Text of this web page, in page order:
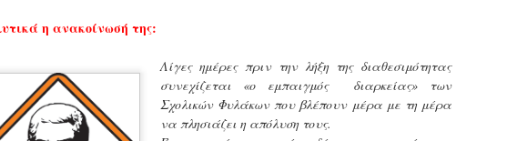
η ανακοίνωσή της:
Λίγες ημέρες πριν την λήξη της διαθεσιμότητας
συνεχίζεται «ο εμπαιγμός διαρκείας» των
Σχολικών Φυλάκων που βλέπουν μέρα με τη μέρα
να πλησιάζει η απόλυση τους.
:
JUN
Απολογισμός των
ελέγχων σε ιδιοκτήτες
JUN
Θεσσαλονίκης: Ένταση